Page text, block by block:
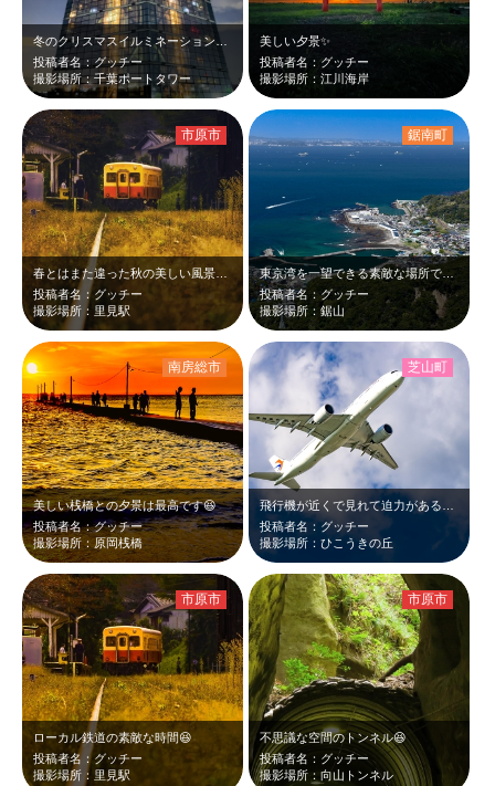
冬のクリスマスイルミネーション⛄️とっても綺麗でした。
投稿者名：グッチー
撮影場所：千葉ポートタワー
美しい夕景✨
投稿者名：グッチー
撮影場所：江川海岸
春とはまた違った秋の美しい風景を見れる里見駅。
投稿者名：グッチー
撮影場所：里見駅
市原市
東京湾を一望できる素敵な場所でした😆
投稿者名：グッチー
撮影場所：鋸山
鋸南町
美しい桟橋との夕景は最高です😆
投稿者名：グッチー
撮影場所：原岡桟橋
南房総市
投稿者名：グッチー
撮影場所：ひこうきの丘
芝山町
ローカル鉄道の素敵な時間😆
投稿者名：グッチー
撮影場所：里見駅
市原市
不思議な空間のトンネル😆
投稿者名：グッチー
撮影場所：向山トンネル
市原市